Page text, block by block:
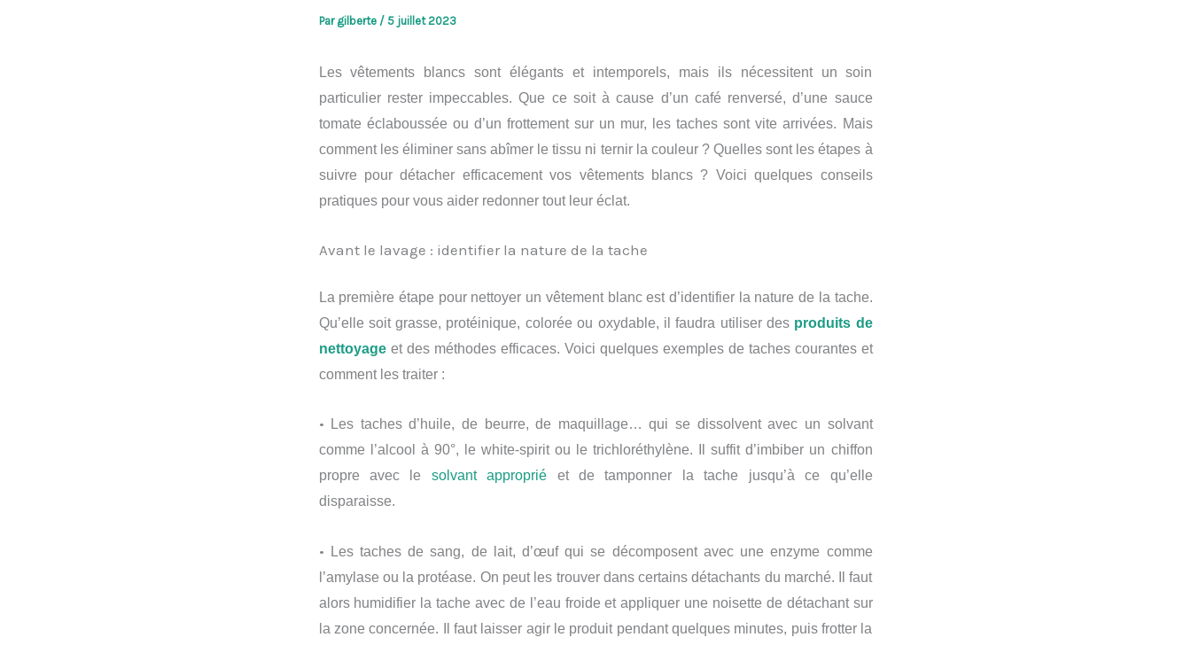
Par gilberte / 5 juillet 2023
Les vêtements blancs sont élégants et intemporels, mais ils nécessitent un soin
particulier rester impeccables. Que ce soit à cause d’un café renversé, d’une sauce
tomate éclaboussée ou d’un frottement sur un mur, les taches sont vite arrivées. Mais
comment les éliminer sans abîmer le tissu ni ternir la couleur ? Quelles sont les étapes à
suivre pour détacher efficacement vos vêtements blancs ? Voici quelques conseils
pratiques pour vous aider redonner tout leur éclat.
Avant le lavage : identifier la nature de la tache
La première étape pour nettoyer un vêtement blanc est d’identifier la nature de la tache.
Qu’elle soit grasse, protéinique, colorée ou oxydable, il faudra utiliser des produits de
nettoyageet des méthodes efficaces. Voici quelques exemples de taches courantes et
comment les traiter :
•
Les taches d’huile, de beurre, de maquillage… qui se dissolvent avec un solvant
comme l’alcool à 90°, le white-spirit ou le trichloréthylène. Il suffit d’imbiber un chiffon
propre avec le solvantapproprié et de tamponner la tache jusqu’à ce qu’elle
disparaisse.
•
Les taches de sang, de lait, d’œuf qui se décomposent avec une enzyme comme
l’amylase ou la protéase. On peut les trouver dans certains détachants du marché. Il faut
alors humidifier la tache avec de l’eau froide et appliquer une noisette de détachant sur
la zone concernée. Il faut laisser agir le produit pendant quelques minutes, puis frotter la